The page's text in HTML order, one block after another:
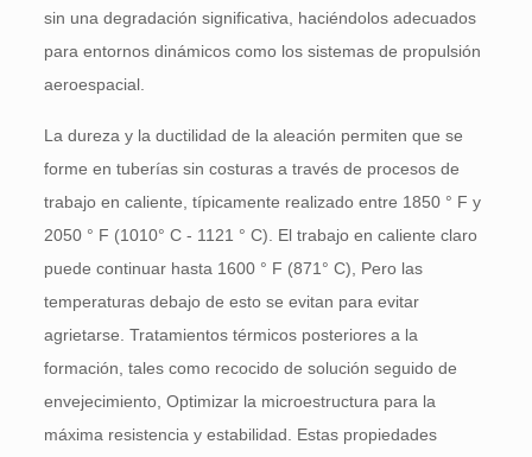
sin una degradación significativa, haciéndolos adecuados
para entornos dinámicos como los sistemas de propulsión
aeroespacial.
La dureza y la ductilidad de la aleación permiten que se
forme en tuberías sin costuras a través de procesos de
trabajo en caliente, típicamente realizado entre 1850 ° F y
2050 ° F (1010° C - 1121 ° C). El trabajo en caliente claro
puede continuar hasta 1600 ° F (871° C), Pero las
temperaturas debajo de esto se evitan para evitar
agrietarse. Tratamientos térmicos posteriores a la
formación, tales como recocido de solución seguido de
envejecimiento, Optimizar la microestructura para la
máxima resistencia y estabilidad. Estas propiedades